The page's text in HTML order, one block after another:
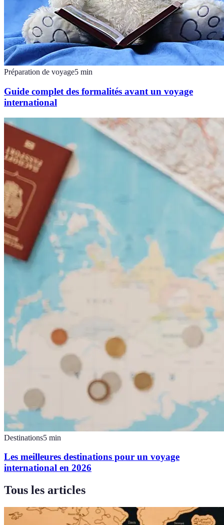
Préparation de voyage5 min
Guide complet des formalités avant un voyage
international
Destinations5 min
Les meilleures destinations pour un voyage
international en 2026
Tous les articles